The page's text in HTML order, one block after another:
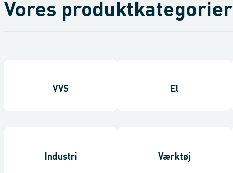
Vores produktkategorier
VVS El
Industri Værktøj